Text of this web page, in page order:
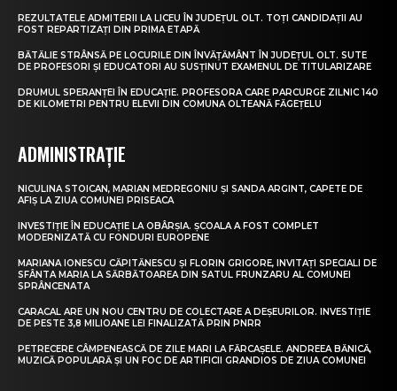
REZULTATELE ADMITERII LA LICEU ÎN JUDEȚUL OLT. TOȚI CANDIDAȚII AU
FOST REPARTIZAȚI DIN PRIMA ETAPĂ
BĂTĂLIE STRÂNSĂ PE LOCURILE DIN ÎNVĂȚĂMÂNT ÎN JUDEȚUL OLT. SUTE
DE PROFESORI ȘI EDUCATORI AU SUSȚINUT EXAMENUL DE TITULARIZARE
DRUMUL SPERANȚEI ÎN EDUCAȚIE. PROFESORA CARE PARCURGE ZILNIC 140
DE KILOMETRI PENTRU ELEVII DIN COMUNA OLTEANĂ FĂGEȚELU
ADMINISTRAȚIE
NICULINA STOICAN, MARIAN MEDREGONIU ȘI SANDA ARGINT, CAPETE DE
AFIȘ LA ZIUA COMUNEI PRISEACA
INVESTIȚIE ÎN EDUCAȚIE LA OBÂRȘIA. ȘCOALA A FOST COMPLET
MODERNIZATĂ CU FONDURI EUROPENE
MARIANA IONESCU CĂPITĂNESCU ȘI FLORIN GRIGORE, INVITAȚI SPECIALI DE
SFÂNTA MARIA LA SĂRBĂTOAREA DIN SATUL FRUNZARU AL COMUNEI
SPRÂNCENATA
CARACAL ARE UN NOU CENTRU DE COLECTARE A DEȘEURILOR. INVESTIȚIE
DE PESTE 3,8 MILIOANE LEI FINALIZATĂ PRIN PNRR
PETRECERE CÂMPENEASCĂ DE ZILE MARI LA FĂRCAȘELE. ANDREEA BĂNICĂ,
MUZICĂ POPULARĂ ȘI UN FOC DE ARTIFICII GRANDIOS DE ZIUA COMUNEI